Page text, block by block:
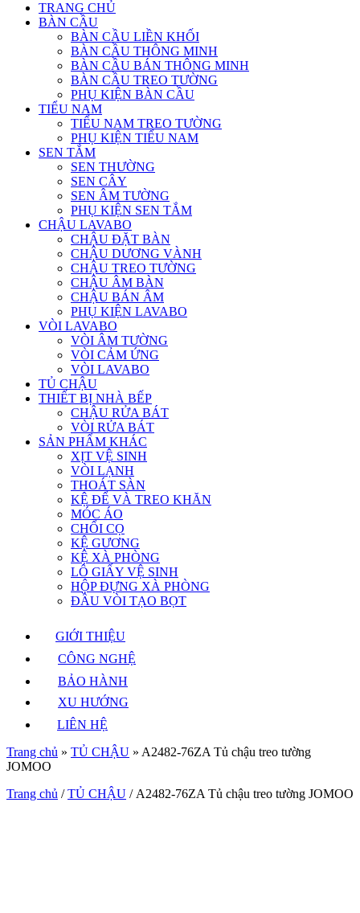
TRANG CHỦ
BÀN CẦU
BÀN CẦU LIỀN KHỐI
BÀN CẦU THÔNG MINH
BÀN CẦU BÁN THÔNG MINH
BÀN CẦU TREO TƯỜNG
PHỤ KIỆN BÀN CẦU
TIỂU NAM
TIỂU NAM TREO TƯỜNG
PHỤ KIỆN TIỂU NAM
SEN TẮM
SEN THƯỜNG
SEN CÂY
SEN ÂM TƯỜNG
PHỤ KIỆN SEN TẮM
CHẬU LAVABO
CHẬU ĐẶT BÀN
CHẬU DƯƠNG VÀNH
CHẬU TREO TƯỜNG
CHẬU ÂM BÀN
CHẬU BÁN ÂM
PHỤ KIỆN LAVABO
VÒI LAVABO
VÒI ÂM TƯỜNG
VÒI CẢM ỨNG
VÒI LAVABO
TỦ CHẬU
THIẾT BỊ NHÀ BẾP
CHẬU RỬA BÁT
VÒI RỬA BÁT
SẢN PHẨM KHÁC
XỊT VỆ SINH
VÒI LẠNH
THOÁT SÀN
KỆ ĐỂ VÀ TREO KHĂN
MÓC ÁO
CHỔI CỌ
KỆ GƯƠNG
KỆ XÀ PHÒNG
LÔ GIẤY VỆ SINH
HỘP ĐỰNG XÀ PHÒNG
ĐẦU VÒI TẠO BỌT
GIỚI THIỆU
CÔNG NGHỆ
BẢO HÀNH
XU HƯỚNG
LIÊN HỆ
Trang chủ » TỦ CHẬU » A2482-76ZA Tủ chậu treo tường
JOMOO
Trang chủ /TỦ CHẬU / A2482-76ZA Tủ chậu treo tường JOMOO